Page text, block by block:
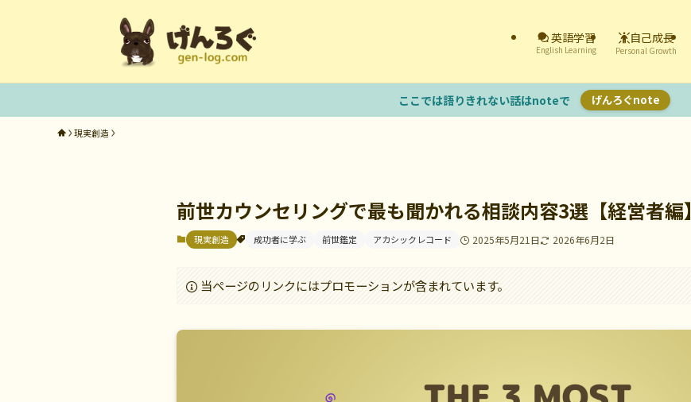
英語学習
English Learning
自己成長
Personal Growth
ここでは語りきれない話はnoteで げんろぐnote
現実創造
前世カウンセリングで最も聞かれる相談内容3選【経営者編】
現実創造 成功者に学ぶ 前世鑑定 アカシックレコード 2025年5月21日 2026年6月2日
当ページのリンクにはプロモーションが含まれています。